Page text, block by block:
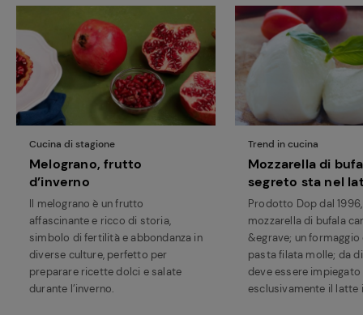
Cucina di stagione
Melograno, frutto
d’inverno
Il melograno è un frutto
affascinante e ricco di storia,
simbolo di fertilità e abbondanza in
diverse culture, perfetto per
preparare ricette dolci e salate
durante l’inverno.
Trend in cucina
Mozzarella di
segreto sta nel
Prodotto Dop dal
mozzarella di bufala
&egrave; un
pasta filata molle; da
deve essere impiegato
esclusivamente il latte